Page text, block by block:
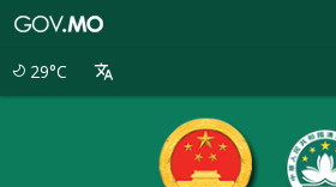
29°C